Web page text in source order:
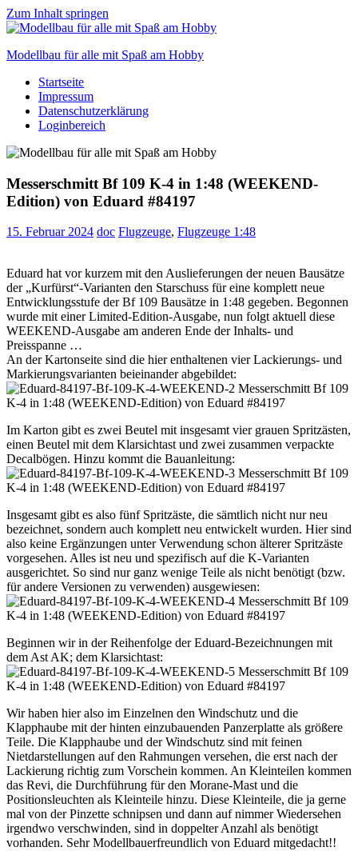
Zum Inhalt springen
Modellbau für alle mit Spaß am Hobby
Scale
modelling
to
Startseite
Impressum
Datenschutzerklärung
Loginbereich
Messerschmitt Bf 109 K-4 in 1:48 (WEEKEND-
Edition) von Eduard #84197
15. Februar 2024 doc Flugzeuge, Flugzeuge 1:48
Eduard hat vor kurzem mit den Auslieferungen der neuen Bausätze
der „Kurfürst“-Varianten den Starschuss für eine komplett neue
Entwicklungsstufe der Bf 109 Bausätze in 1:48 gegeben. Begonnen
wurde mit einer Limited-Edition-Ausgabe, nun folgt aktuell diese
WEEKEND-Ausgabe am anderen Ende der Inhalts- und
Preisspanne …
An der Kartonseite sind die hier enthaltenen vier Lackierungs- und
Markierungsvarianten beieinander abgebildet:
Im Karton gibt es zwei Beutel mit insgesamt vier grauen Spritzästen,
einen Beutel mit dem Klarsichtast und zwei zusammen verpackte
Decalbögen. Hinzu kommt die Bauanleitung:
Insgesamt gibt es also fünf Spritzäste, die sämtlich nicht nur neu
bezeichnet, sondern auch komplett neu entwickelt wurden. Hier sind
also keine Ergänzungen unter Verwendung schon älterer Spritzäste
vorgesehen. Alles ist neu und spezifisch auf die K-Varianten
ausgerichtet. So sind nur ganz wenige Teile als nicht benötigt (bzw.
für andere Versionen zu verwenden) ausgewiesen:
Beginnen wir in der Reihenfolge der Eduard-Bezeichnungen mit
dem Ast AK; dem Klarsichtast:
Wir haben hier also im Einzelnen den Windschutz und die
Klapphaube mit der hinten einzubauenden Panzerplatte als größere
Teile. Die Klapphaube und der Windschutz sind mit feinen
Nietdarstellungen auf den Rahmungen versehen, die erst nach der
Lackierung richtig zum Vorschein kommen. An Kleinteilen kommen
das Revi, die Durchführung für den Morane-Mast und die
Positionsleuchten als Kleinteile hinzu. Diese Kleinteile, die ja gerne
mal von der Pinzette schnipsen und dann auf nimmer Wiedersehen
irgendwo verschwinden, sind in doppelter Anzahl als benötigt
vorhanden. Sehr Modellbauerfreundlich von Eduard mitgedacht!!